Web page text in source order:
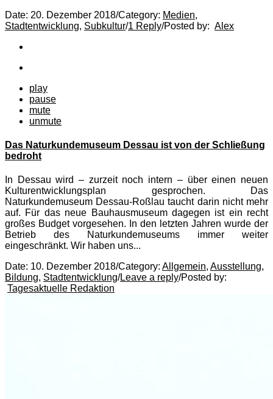
Date: 20. Dezember 2018/Category: Medien,
Stadtentwicklung, Subkultur/1 Reply/Posted by: Alex
play
pause
mute
unmute
Das Naturkundemuseum Dessau ist von der Schließung
bedroht
In Dessau wird – zurzeit noch intern – über einen neuen
Kulturentwicklungsplan gesprochen. Das
Naturkundemuseum Dessau-Roßlau taucht darin nicht mehr
auf. Für das neue Bauhausmuseum dagegen ist ein recht
großes Budget vorgesehen. In den letzten Jahren wurde der
Betrieb des Naturkundemuseums immer weiter
eingeschränkt. Wir haben uns...
Date: 10. Dezember 2018/Category: Allgemein, Ausstellung,
Bildung, Stadtentwicklung/Leave a reply/Posted by:
Tagesaktuelle Redaktion